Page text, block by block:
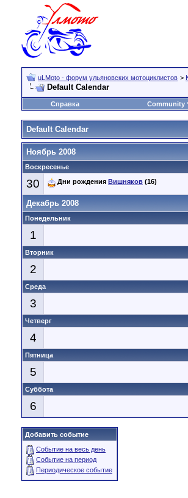
uLMoto - форум ульяновских мотоциклистов >
Default Calendar
Справка Community
Default Calendar
Ноябрь 2008
Воскресенье
30 Дни рождения Вишняков (16)
Декабрь 2008
Понедельник
1
Вторник
2
Среда
3
Четверг
4
Пятница
5
Суббота
6
Добавить событие
Событие на весь день
Событие на период
Периодическое событие